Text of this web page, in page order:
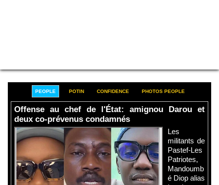
PEOPLE POTIN CONFIDENCE PHOTOS PEOPLE
Offense au chef de l'État: amignou Darou et
deux co-prévenus condamnés
Les
militants de
Pastef-Les
Patriotes,
Mandoumb
é Diop alias